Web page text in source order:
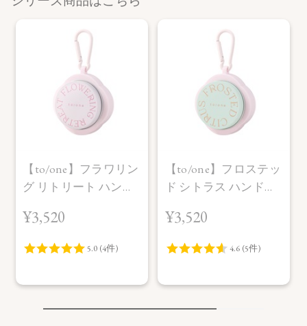
【to/one】フラワリン
グ リトリート ハンド
¥3,520
【to/one】フロステッ
ド シトラス ハンドク
¥3,520